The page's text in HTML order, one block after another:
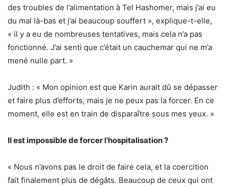
des troubles de l’alimentation à Tel Hashomer, mais j’ai eu
du mal là-bas et j’ai beaucoup souffert », explique-t-elle,
« il y a eu de nombreuses tentatives, mais cela n’a pas
fonctionné. J’ai senti que c’était un cauchemar qui ne m’a
mené nulle part. »
Judith : « Mon opinion est que Karin aurait dû se dépasser
et faire plus d’efforts, mais je ne peux pas la forcer. En ce
moment, elle est en train de disparaître sous mes yeux. »
Il est impossible de forcer l’hospitalisation ?
« Nous n’avons pas le droit de faire cela, et la coercition
fait finalement plus de dégâts. Beaucoup de ceux qui ont